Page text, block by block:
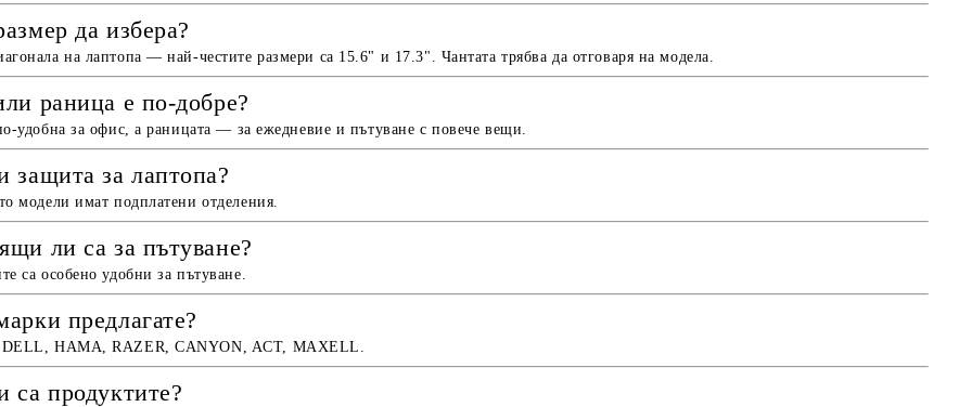
да избера?
на лаптопа — най-честите размери са 15.6" и 17.3". Чантата трябва да отговаря на модела.
раница е по-добре?
удобна за офис, а раницата — за ежедневие и пътуване с повече вещи.
защита за лаптопа?
модели имат подплатени отделения.
ли са за пътуване?
са особено удобни за пътуване.
предлагате?
DELL, HAMA, RAZER, CANYON, ACT, MAXELL.
са продуктите?